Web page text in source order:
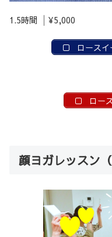
1.5時間 │¥5,000
ロース
ロー
顔ヨガレッスン（